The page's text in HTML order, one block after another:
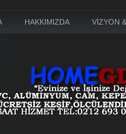
HAKKIMIZDA VİZYON